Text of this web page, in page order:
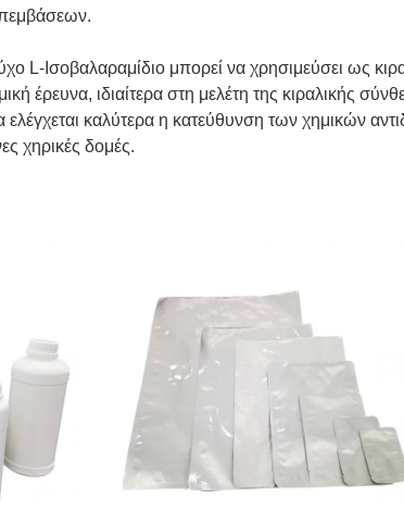
L-Ισοβαλαραμίδιο μπορεί να χρησιμεύσει ως
έρευνα, ιδιαίτερα στη μελέτη της κιραλικής
ελέγχεται καλύτερα η κατεύθυνση των χημικών
χηρικές δομές.